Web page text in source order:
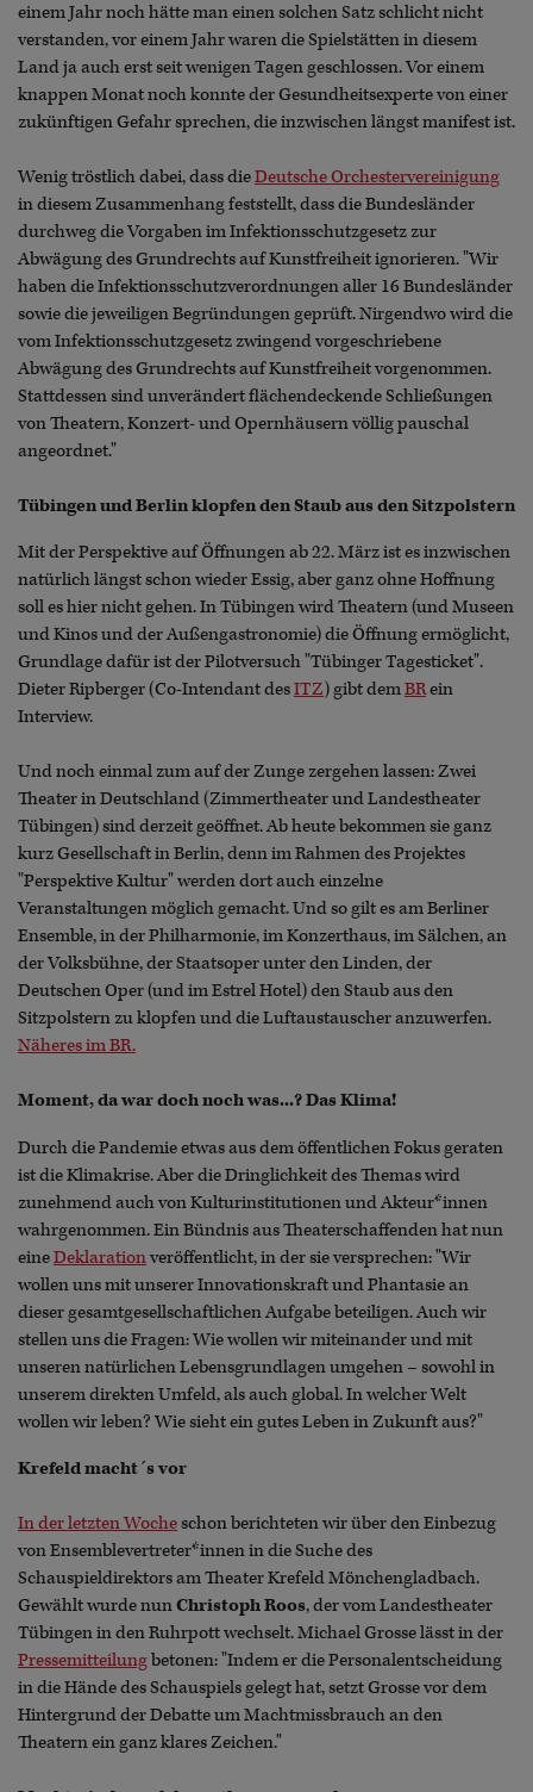
einem Jahr noch hätte man einen solchen Satz schlicht nicht
verstanden, vor einem Jahr waren die Spielstätten in diesem
Land ja auch erst seit wenigen Tagen geschlossen. Vor einem
knappen Monat noch konnte der Gesundheitsexperte von einer
zukünftigen Gefahr sprechen, die inzwischen längst manifest ist.
Wenig tröstlich dabei, dass dieDeutsche Orchestervereinigung
in diesem Zusammenhang feststellt, dass die Bundesländer
durchweg die Vorgaben im Infektionsschutzgesetz zur
Abwägung des Grundrechts auf Kunstfreiheit ignorieren. "Wir
haben die Infektionsschutzverordnungen aller 16 Bundesländer
sowie die jeweiligen Begründungen geprüft. Nirgendwo wird die
vom Infektionsschutzgesetz zwingend vorgeschriebene
Abwägung des Grundrechts auf Kunstfreiheit vorgenommen.
Stattdessen sind unverändert flächendeckende Schließungen
von Theatern, Konzert- und Opernhäusern völlig pauschal
angeordnet."
Tübingen und Berlin klopfen den Staub aus den Sitzpolstern
Mit der Perspektive auf Öffnungen ab 22. März ist es inzwischen
natürlich längst schon wieder Essig, aber ganz ohne Hoffnung
soll es hier nicht gehen. In Tübingen wird Theatern (und Museen
und Kinos und der Außengastronomie) die Öffnung ermöglicht,
Grundlage dafür ist der Pilotversuch "Tübinger Tagesticket".
Dieter Ripberger (Co-Intendant desITZ) gibt demBRein
Interview.
Und noch einmal zum auf der Zunge zergehen lassen: Zwei
Theater in Deutschland (Zimmertheater und Landestheater
Tübingen) sind derzeit geöffnet. Ab heute bekommen sie ganz
kurz Gesellschaft in Berlin, denn im Rahmen des Projektes
"Perspektive Kultur" werden dort auch einzelne
Veranstaltungen möglich gemacht. Und so gilt es am Berliner
Ensemble, in der Philharmonie, im Konzerthaus, im Sälchen, an
der Volksbühne, der Staatsoper unter den Linden, der
Deutschen Oper (und im Estrel Hotel) den Staub aus den
Sitzpolstern zu klopfen und die Luftaustauscher anzuwerfen.
Näheres im BR.
Moment, da war doch noch was...? Das Klima!
Durch die Pandemie etwas aus dem öffentlichen Fokus geraten
ist die Klimakrise. Aber die Dringlichkeit des Themas wird
zunehmend auch von Kulturinstitutionen und Akteur*innen
wahrgenommen. Ein Bündnis aus Theaterschaffenden hat nun
eineDeklarationveröffentlicht, in der sie versprechen: "Wir
wollen uns mit unserer Innovationskraft und Phantasie an
dieser gesamtgesellschaftlichen Aufgabe beteiligen. Auch wir
stellen uns die Fragen: Wie wollen wir miteinander und mit
unseren natürlichen Lebensgrundlagen umgehen – sowohl in
unserem direkten Umfeld, als auch global. In welcher Welt
wollen wir leben? Wie sieht ein gutes Leben in Zukunft aus?"
Krefeld macht´s vor
In der letzten Wocheschon berichteten wir über den Einbezug
von Ensemblevertreter*innen in die Suche des
Schauspieldirektors am Theater Krefeld Mönchengladbach.
Gewählt wurde nunChristoph Roos, der vom Landestheater
Tübingen in den Ruhrpott wechselt. Michael Grosse lässt in der
Pressemitteilungbetonen: "Indem er die Personalentscheidung
in die Hände des Schauspiels gelegt hat, setzt Grosse vor dem
Hintergrund der Debatte um Machtmissbrauch an den
Theatern ein ganz klares Zeichen."